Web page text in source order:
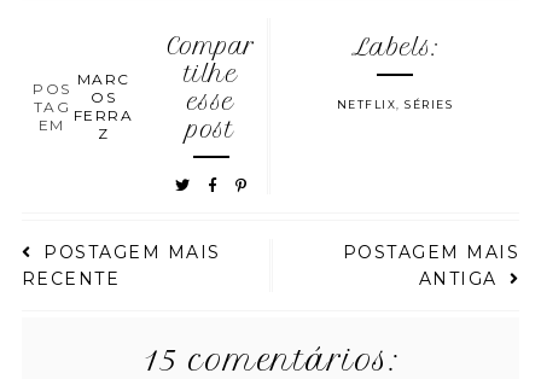
POS
TAG
EM
MARC
OS
FERRA
Z
Compar
tilhe
esse
post
Labels:
NETFLIX ,SÉRIES
POSTAGEM MAIS
RECENTE
POSTAGEM MAIS
ANTIGA
15 comentários: